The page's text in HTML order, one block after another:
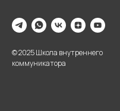
© 2025 Школа внутреннего
коммуникатора